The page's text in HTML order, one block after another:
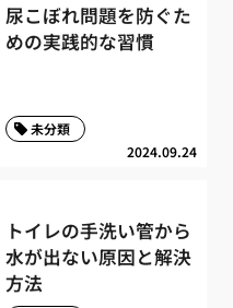
尿こぼれ問題を防ぐた
めの実践的な習慣
2024.09.24
未分類
トイレの手洗い管から
水が出ない原因と解決
方法